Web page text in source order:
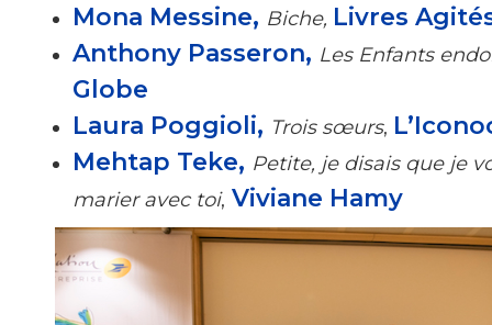
Mona Messine, Biche, Livres
Anthony Passeron, Les Enfants
Globe
Laura Poggioli, Trois sœurs,
Mehtap Teke, Petite, je disais que je
marier avec toi, Viviane Hamy